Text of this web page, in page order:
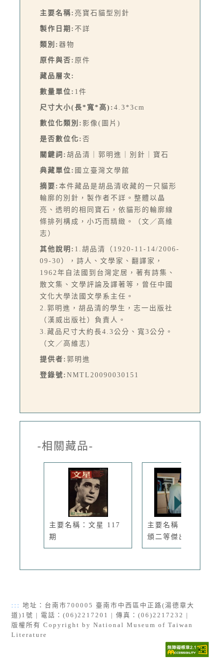
主要名稱: 亮寶石貓型別針
製作日期: 不詳
類別: 器物
原件與否: 原件
藏品層次:
數量單位: 1件
尺寸大小(長*寬*高): 4.3*3cm
數位化類別: 影像(圖片)
是否數位化: 否
關鍵詞: 胡品清｜郭明進｜別針｜寶石
典藏單位: 國立臺灣文學館
摘要: 本件藏品是胡品清收藏的一只貓形
輪廓的別針，製作者不詳。整體以晶
亮、透明的相同寶石，依貓形的輪廓線
條排列構成，小巧而精緻。（文／高維
志）
其他說明: 1.胡品清（1920-11-14/2006-
09-30），詩人、文學家、翻譯家，
1962年自法國到台灣定居，著有詩集、
散文集、文學評論及譯著等，曾任中國
文化大學法國文學系主任。
2.郭明進，胡品清的學生，志一出版社
（漢威出版社）負責人。
3.藏品尺寸大約長4.3公分、寬3公分。
（文／高維志）
提供者: 郭明進
登錄號: NMTL20090030151
-相關藏品-
主要名稱：文星 117
期
主要名稱：胡品清獲
頒二等傑出...
::: 地址：台南市700005 臺南市中西區中正路(湯德章大
道)1號 | 電話：(06)2217201 | 傳真：(06)2217232 |
版權所有 Copyright by National Museum of Taiwan
Literature